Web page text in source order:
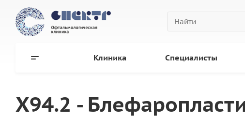
Клиника Специалисты
Х94.2 -